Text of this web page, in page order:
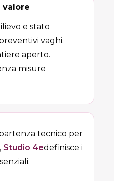
valore
e stato
vaghi.
aperto.
misure
tecnico per
Studio 4edefinisce i